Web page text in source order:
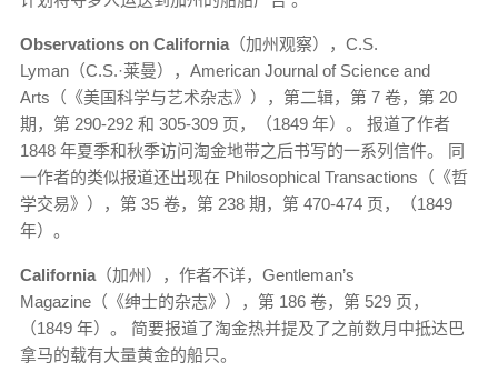
Observations on California （加州观察），C.S.
Lyman（C.S.·莱曼），American Journal of Science and
Arts（《美国科学与艺术杂志》），第二辑，第 7 卷，第 20
期，第 290-292 和 305-309 页，（1849 年）。 报道了作者
1848 年夏季和秋季访问淘金地带之后书写的一系列信件。 同
一作者的类似报道还出现在 Philosophical Transactions（《哲
学交易》），第 35 卷，第 238 期，第 470-474 页，（1849
年）。
California （加州），作者不详，Gentleman’s
Magazine（《绅士的杂志》），第 186 卷，第 529 页，
（1849 年）。 简要报道了淘金热并提及了之前数月中抵达巴
拿马的载有大量黄金的船只。